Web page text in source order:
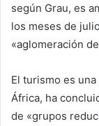
según Grau, es
los meses de
«aglomeración
El turismo es
África, ha
de «grupos